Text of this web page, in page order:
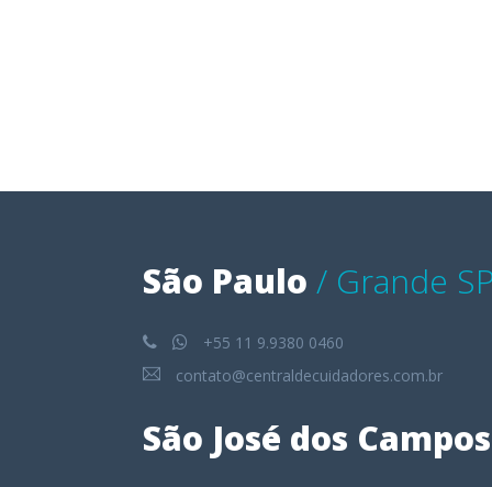
São Paulo / Grande
+55 11 9.9380 0460
contato@centraldecuidadores.com.br
São José dos Campos